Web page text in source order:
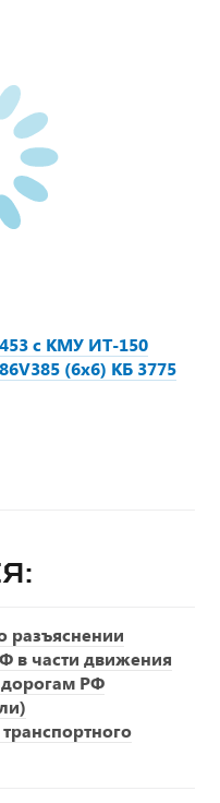
с КМУ ИТ-150
(6х6) КБ 3775
в части движения
РФ